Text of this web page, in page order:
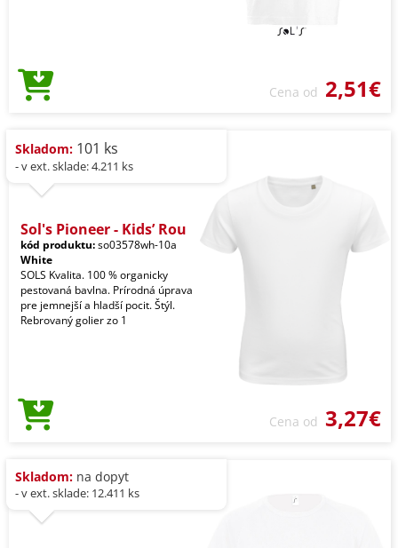
Cena od 2,51€
Skladom: 101 ks
- v ext. sklade: 4.211 ks
Sol's Pioneer - Kids’ Rou
kód produktu:so03578wh-10a
White
SOLS Kvalita. 100 % organicky
pestovaná bavlna. Prírodná úprava
pre jemnejší a hladší pocit. Štýl.
Rebrovaný golier zo 1
Cena od 3,27€
Skladom: na dopyt
- v ext. sklade: 12.411 ks